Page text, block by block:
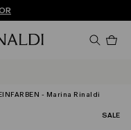
RÜCKSENDUNG
SIE SICH JETZT
SALE